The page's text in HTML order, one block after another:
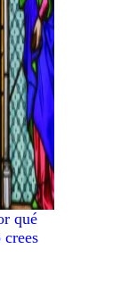
qué
crees